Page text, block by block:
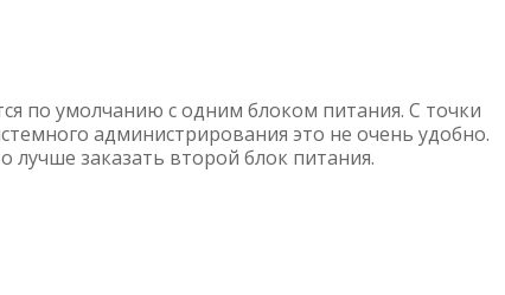
по умолчанию с одним блоком питания. С точки
администрирования это не очень удобно.
лучше заказать второй блок питания.